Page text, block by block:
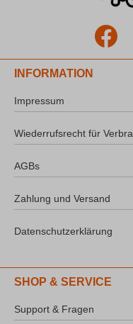
INFORMATION
Impressum
Wiederrufsrecht für
AGBs
Zahlung und Versand
Datenschutzerklärung
SHOP & SERVICE
Support & Fragen